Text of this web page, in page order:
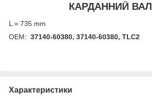
КАРДАННИЙ ВАЛ
L = 735 mm
OEM: 37140-60380, 37140-60380, TLC2
Характеристики